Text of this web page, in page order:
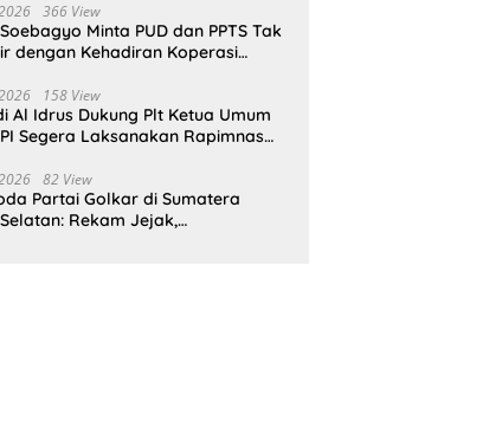
366 View
Minta PUD dan PPTS Tak
dengan Kehadiran Koperasi
158 View
Al Idrus Dukung Plt Ketua Umum
Segera Laksanakan Rapimnas
82 View
Partai Golkar di Sumatera
Rekam Jejak,